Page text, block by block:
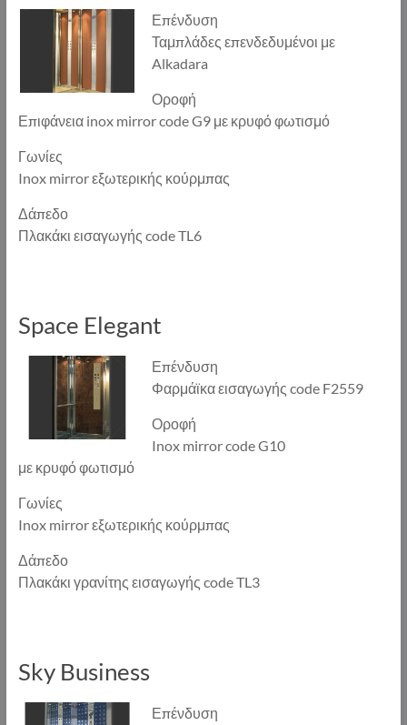
Επένδυση
Ταμπλάδες επενδεδυμένοι με
Alkadara
Οροφή
Επιφάνεια inox mirror code G9 με κρυφό φωτισμό
Γωνίες
Inox mirror εξωτερικής κούρμπας
Δάπεδο
Πλακάκι εισαγωγής code TL6
Space Elegant
Επένδυση
Φαρμάϊκα εισαγωγής code F2559
Οροφή
Inox mirror code G10
με κρυφό φωτισμό
Γωνίες
Inox mirror εξωτερικής κούρμπας
Δάπεδο
Πλακάκι γρανίτης εισαγωγής code TL3
Sky Business
Επένδυση